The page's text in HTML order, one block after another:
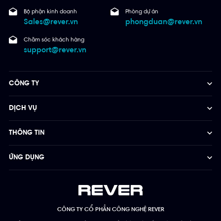
Bộ phận kinh doanh
Sales@rever.vn
Phòng dự án
phongduan@rever.vn
Chăm sóc khách hàng
support@rever.vn
CÔNG TY CỔ PHẦN CÔNG NGHỆ REVER
CÔNG TY
DỊCH VỤ
THÔNG TIN
ỨNG DỤNG